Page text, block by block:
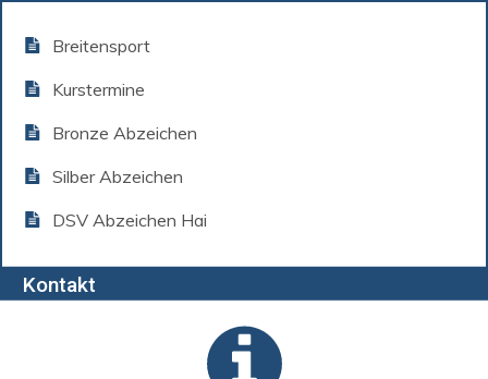
Breitensport
Kurstermine
Bronze Abzeichen
Silber Abzeichen
DSV Abzeichen Hai
Kontakt